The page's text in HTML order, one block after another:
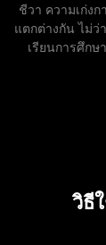
ชีวา ความเก่ง
แตกต่างกัน ไม่
เรียนการศึก
วิธี